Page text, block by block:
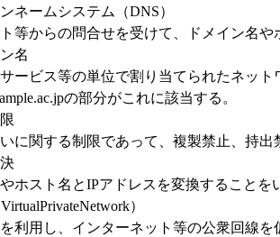
ネームシステム（DNS）
からの問合せを受けて、ドメイン名や
名
ビス等の単位で割り当てられたネット
の部分がこれに該当する。
関する制限であって、複製禁止、持出
スト名とIPアドレスを変換することを
）
用し、インターネット等の公衆回線を